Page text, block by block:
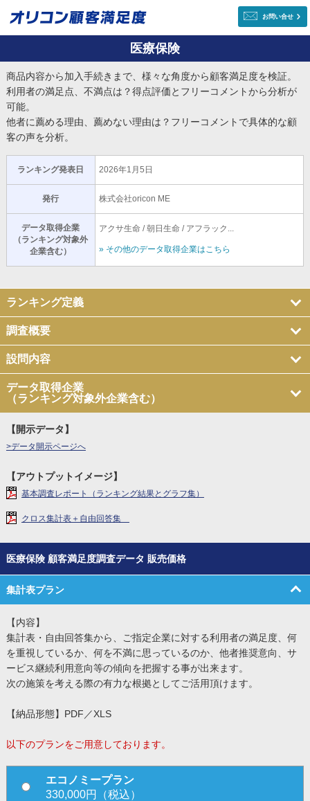
お問い合せ
医療保険
商品内容から加入手続きまで、様々な角度から顧客満足度を検証。
利用者の満足点、不満点は？得点評価とフリーコメントから分析が
可能。
他者に薦める理由、薦めない理由は？フリーコメントで具体的な顧
客の声を分析。
ランキング発表日 2026年1月5日
発行 株式会社oricon ME
データ取得企業
（ランキング対象外
企業含む）
アクサ生命 / 朝日生命 / アフラック...
» その他のデータ取得企業はこちら
ランキング定義
調査概要
設問内容
データ取得企業
（ランキング対象外企業含む）
【開示データ】
>データ開示ページへ
【アウトプットイメージ】
基本調査レポート（ランキング結果とグラフ集）
クロス集計表＋自由回答集
医療保険 顧客満足度調査データ 販売価格
集計表プラン
【内容】
集計表・自由回答集から、ご指定企業に対する利用者の満足度、何
を重視しているか、何を不満に思っているのか、他者推奨意向、サ
ービス継続利用意向等の傾向を把握する事が出来ます。
次の施策を考える際の有力な根拠としてご活用頂けます。
【納品形態】PDF／XLS
以下のプランをご用意しております。
エコノミープラン
330,000円（税込）